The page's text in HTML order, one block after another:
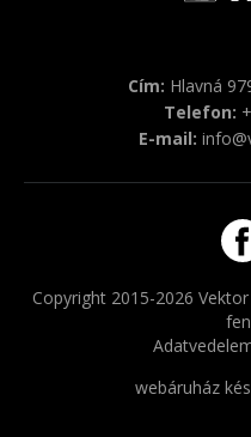
Cím: Hlavná
Telefon:
E-mail:
Copyright 2015-2026
webáruház